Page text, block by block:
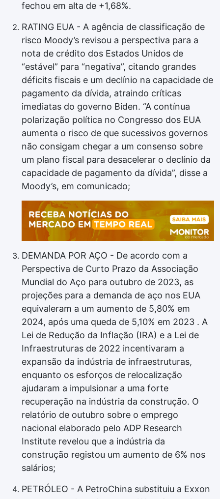
fechou em alta de +1,68%.
RATING EUA - A agência de classificação de
risco Moody’s revisou a perspectiva para a
nota de crédito dos Estados Unidos de
“estável” para “negativa”, citando grandes
déficits fiscais e um declínio na capacidade de
pagamento da dívida, atraindo críticas
imediatas do governo Biden. “A contínua
polarização política no Congresso dos EUA
aumenta o risco de que sucessivos governos
não consigam chegar a um consenso sobre
um plano fiscal para desacelerar o declínio da
capacidade de pagamento da dívida”, disse a
Moody’s, em comunicado;
DEMANDA POR AÇO - De acordo com a
Perspectiva de Curto Prazo da Associação
Mundial do Aço para outubro de 2023, as
projeções para a demanda de aço nos EUA
equivaleram a um aumento de 5,80% em
2024, após uma queda de 5,10% em 2023 . A
Lei de Redução da Inflação (IRA) e a Lei de
Infraestruturas de 2022 incentivaram a
expansão da indústria de infraestruturas,
enquanto os esforços de relocalização
ajudaram a impulsionar a uma forte
recuperação na indústria da construção. O
relatório de outubro sobre o emprego
nacional elaborado pelo ADP Research
Institute revelou que a indústria da
construção registou um aumento de 6% nos
salários;
PETRÓLEO - A PetroChina substituiu a Exxon